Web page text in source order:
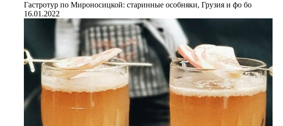
Гастротур по Мироносицкой: старинные особняки, Грузия и фо бо
16.01.2022